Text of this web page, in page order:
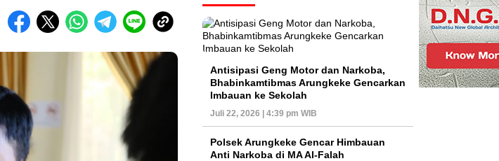
Antisipasi Geng Motor dan Narkoba,
Bhabinkamtibmas Arungkeke Gencarkan
Imbauan ke Sekolah
Juli 22, 2026 | 4:39 pm WIB
Polsek Arungkeke Gencar Himbauan
Anti Narkoba di MA Al-Falah